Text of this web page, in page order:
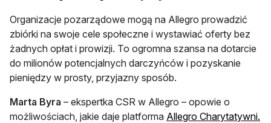
Organizacje pozarządowe mogą na Allegro prowadzić
zbiórki na swoje cele społeczne i wystawiać oferty bez
żadnych opłat i prowizji. To ogromna szansa na dotarcie
do milionów potencjalnych darczyńców i pozyskanie
pieniędzy w prosty, przyjazny sposób.
Marta Byra – ekspertka CSR w Allegro – opowie o
możliwościach, jakie daje platforma Allegro Charytatywni.